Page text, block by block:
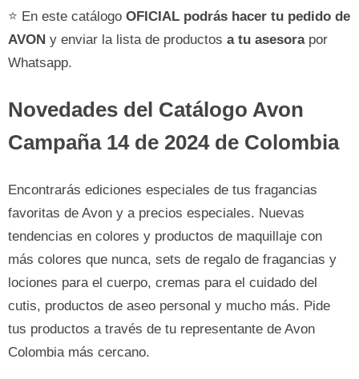
⭐ En este catálogo OFICIAL podrás hacer tu pedido de
AVON y enviar la lista de productos a tu asesora por
Whatsapp.
Novedades del Catálogo Avon
Campaña 14 de 2024 de Colombia
Encontrarás ediciones especiales de tus fragancias
favoritas de Avon y a precios especiales. Nuevas
tendencias en colores y productos de maquillaje con
más colores que nunca, sets de regalo de fragancias y
lociones para el cuerpo, cremas para el cuidado del
cutis, productos de aseo personal y mucho más. Pide
tus productos a través de tu representante de Avon
Colombia más cercano.